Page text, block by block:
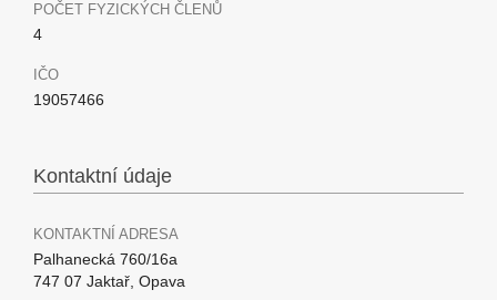
POČET FYZICKÝCH ČLENŮ
4
IČO
19057466
Kontaktní údaje
KONTAKTNÍ ADRESA
Palhanecká 760/16a
747 07 Jaktař, Opava